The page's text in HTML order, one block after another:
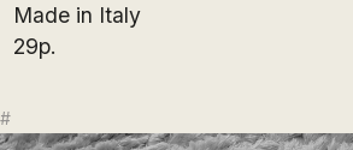
Made in Italy
29р.
#